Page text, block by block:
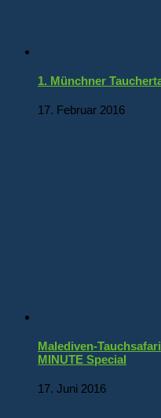
1. Münchner
17. Februar 2016
Malediven-
MINUTE Special
17. Juni 2016